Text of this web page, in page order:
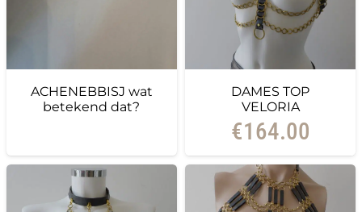
ACHENEBBISJ wat
betekend dat?
DAMES TOP
VELORIA
€164.00